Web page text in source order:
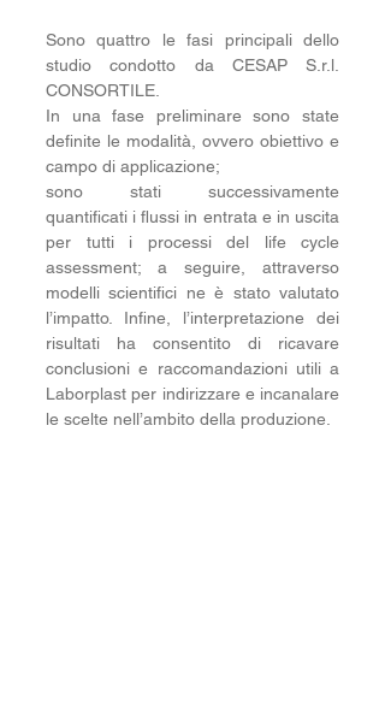
Sono quattro le fasi principali dello
studio condotto da CESAP S.r.l.
CONSORTILE.
In una fase preliminare sono state
definite le modalità, ovvero obiettivo e
campo di applicazione;
sono stati successivamente
quantificati i flussi in entrata e in uscita
per tutti i processi del life cycle
assessment; a seguire, attraverso
modelli scientifici ne è stato valutato
l’impatto. Infine, l’interpretazione dei
risultati ha consentito di ricavare
conclusioni e raccomandazioni utili a
Laborplast per indirizzare e incanalare
le scelte nell’ambito della produzione.